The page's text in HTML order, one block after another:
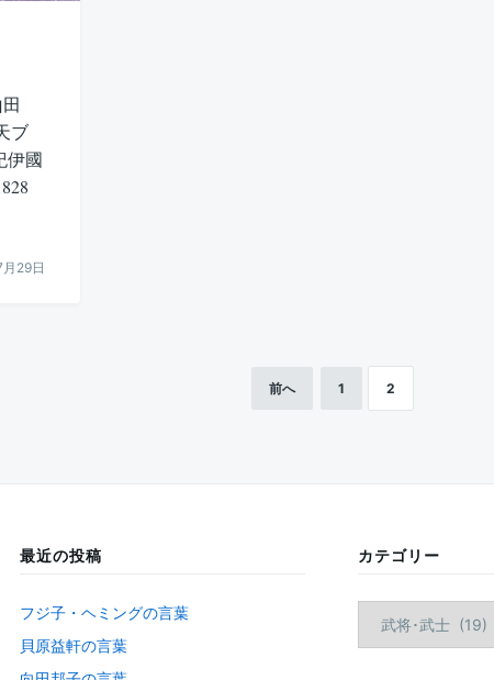
田
ブ
伊國
29日
前へ 1 2
最近の投稿
フジ子・ヘミングの言葉
貝原益軒の言葉
カテゴリー